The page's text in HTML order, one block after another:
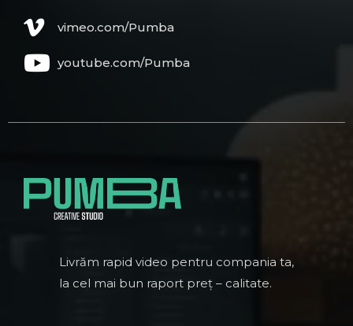
vimeo.com/Pumba
youtube.com/Pumba
Livrăm rapid video pentru compania ta,
la cel mai bun raport preț – calitate.